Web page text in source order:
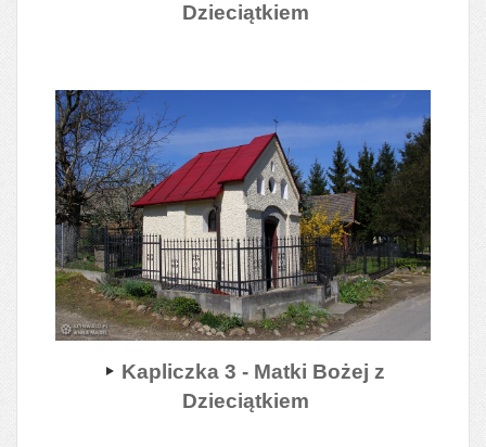
Dzieciątkiem
Kapliczka 3 - Matki Bożej z
Dzieciątkiem